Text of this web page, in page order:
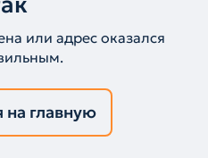
или адрес оказался
на главную